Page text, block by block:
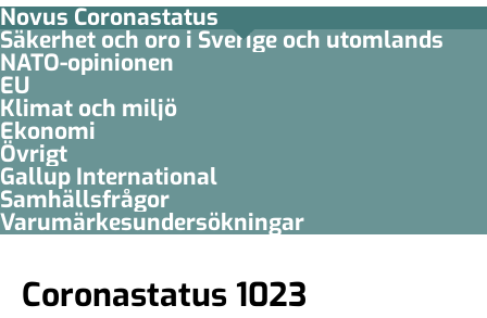
Novus Coronastatus
Säkerhet och oro i Sverige och utomlands
NATO-opinionen
EU
Klimat och miljö
Ekonomi
Övrigt
Gallup International
Samhällsfrågor
Varumärkesundersökningar
Coronastatus 1023